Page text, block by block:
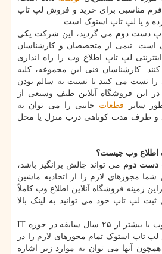
مناسبی برای خرید و فروش لپ تاپ
و یا لپ تاپ استوک است.
تاپ دست دوم می گردید، این شرکت یکی
است. تیمی از متخصصان و کارشناسان
لپ تاپ اطلاع وب را راه اندازی
کارشناسان فنی این مجموعه، کلیه
را تست می کنند تا نسبت به سالم بودن
در این فروشگاه آنلاین طیف وسیعی از
سایر قطعات جانبی را می توان به
و ظرف مدت کوتاهی درب منزل یا محل
اطلاع وب چیست؟
دست دوم می تواند چالش برانگیز باشد،
مجوزهای لازم را از اتحادیه ماشین
زمینه فروشگاه آنلاین اطلاع وب کاملاً
لپ تاپ خود می توانید به لینک بالا
فروشگاه لپ تاپ اطلاع وب با بیشتر از ۲۵ سال سابقه در حوزه IT
تاپ استوک تمام مجوزهای لازم را در
آنها می توان به موارد زیر اشاره